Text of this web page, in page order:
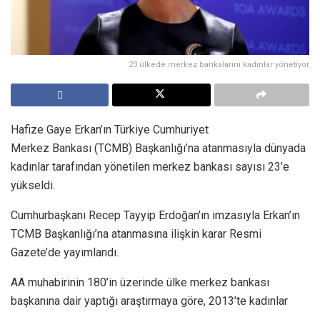
23 ülkede merkez bankalarını kadınlar yönetiyor
Hafize Gaye Erkan’ın Türkiye Cumhuriyet
Merkez Bankası (TCMB) Başkanlığı’na atanmasıyla dünyada
kadınlar tarafından yönetilen merkez bankası sayısı 23’e
yükseldi.
Cumhurbaşkanı Recep Tayyip Erdoğan’ın imzasıyla Erkan’ın
TCMB Başkanlığı’na atanmasına ilişkin karar Resmi
Gazete’de yayımlandı.
AA muhabirinin 180’in üzerinde ülke merkez bankası
başkanına dair yaptığı araştırmaya göre, 2013’te kadınlar